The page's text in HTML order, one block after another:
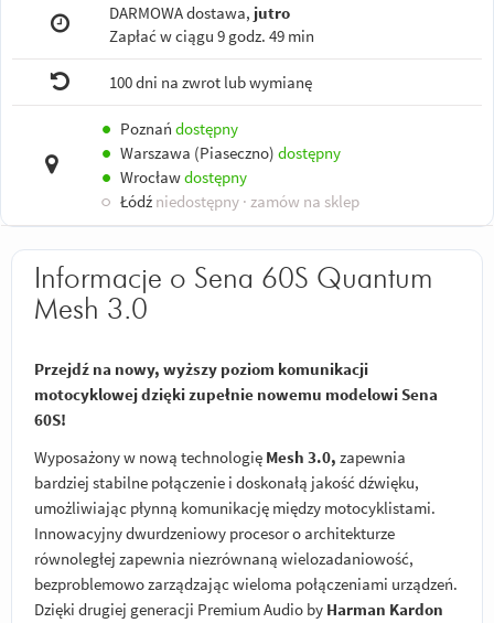
DARMOWA dostawa, jutro
Zapłać w ciągu 9 godz. 49 min
100 dni na zwrot lub wymianę
● Poznań dostępny
● Warszawa (Piaseczno) dostępny
● Wrocławdostępny
○ Łódź niedostępny · zamów na sklep
Informacje o Sena 60S Quantum
Mesh 3.0
Przejdź na nowy, wyższy poziom komunikacji
motocyklowej dzięki zupełnie nowemu modelowi Sena
60S!
Wyposażony w nową technologię Mesh 3.0, zapewnia
bardziej stabilne połączenie i doskonałą jakość dźwięku,
umożliwiając płynną komunikację między motocyklistami.
Innowacyjny dwurdzeniowy procesor o architekturze
równoległej zapewnia niezrównaną wielozadaniowość,
bezproblemowo zarządzając wieloma połączeniami urządzeń.
Dzięki drugiej generacji Premium Audio by Harman Kardon